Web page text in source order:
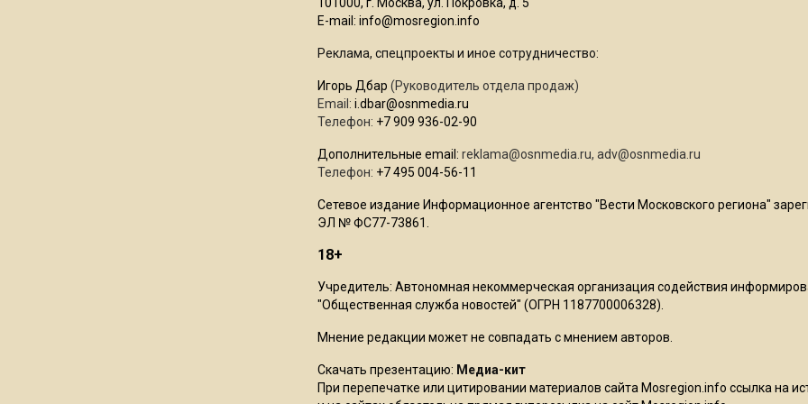
E-mail: info@mosregion.info
Реклама, спецпроекты и иное сотрудничество:
Игорь Дбар (Руководитель отдела продаж)
Email: i.dbar@osnmedia.ru
Телефон: +7 909 936-02-90
Дополнительные email: reklama@osnmedia.ru, adv@osnmedia.ru
Телефон: +7 495 004-56-11
Сетевое издание Информационное агентство "Вести Московского региона"
ЭЛ № ФС77-73861.
18+
Учредитель: Автономная некоммерческая организация содействия
"Общественная служба новостей" (ОГРН 1187700006328).
Мнение редакции может не совпадать с мнением авторов.
Скачать презентацию: Медиа-кит
При перепечатке или цитировании материалов сайта Mosregion.info ссылка на